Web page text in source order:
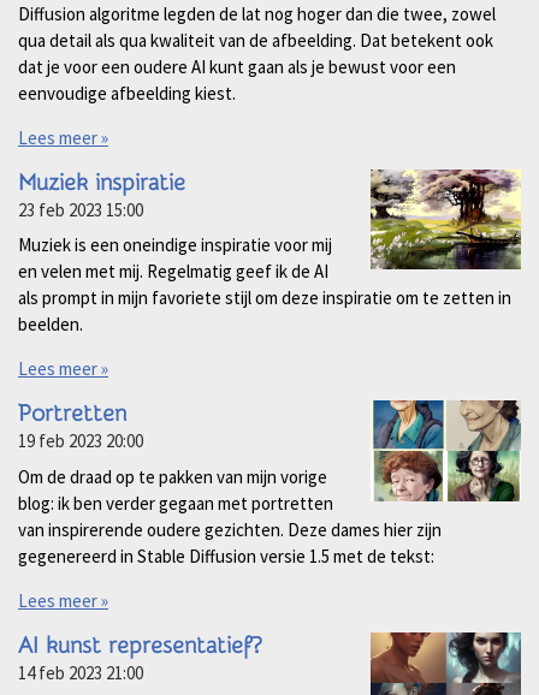
Diffusion algoritme legden de lat nog hoger dan die twee, zowel
qua detail als qua kwaliteit van de afbeelding. Dat betekent ook
dat je voor een oudere AI kunt gaan als je bewust voor een
eenvoudige afbeelding kiest.
Lees meer »
Muziek inspiratie
23 feb 2023 15:00
Muziek is een oneindige inspiratie voor mij
en velen met mij. Regelmatig geef ik de AI
als prompt in mijn favoriete stijl om deze inspiratie om te zetten in
beelden.
Lees meer »
Portretten
19 feb 2023 20:00
Om de draad op te pakken van mijn vorige
blog: ik ben verder gegaan met portretten
van inspirerende oudere gezichten. Deze dames hier zijn
gegenereerd in Stable Diffusion versie 1.5 met de tekst:
Lees meer »
AI kunst representatief?
14 feb 2023 21:00